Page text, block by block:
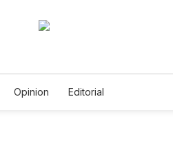
Opinion Editorial